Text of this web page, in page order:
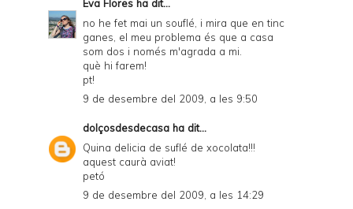
Eva Flores ha dit...
no he fet mai un souflé, i mira que en tinc
ganes, el meu problema és que a casa
som dos i només m'agrada a mi.
què hi farem!
pt!
9 de desembre del 2009, a les 9:50
dolçosdesdecasa ha dit...
Quina delicia de suflé de xocolata!!!
aquest caurà aviat!
petó
9 de desembre del 2009, a les 14:29